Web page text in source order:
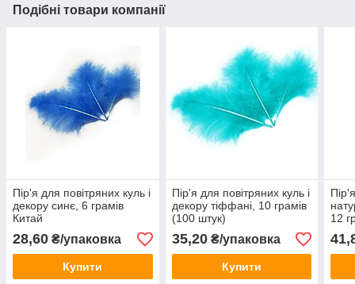
Подібні товари компанії
Пір'я для повітряних куль і
декору синє, 6 грамів
Китай
28,60 ₴/упаковка
Купити
Пір'я для повітряних куль і
декору тіффані, 10 грамів
(100 штук)
35,20₴/упаковка
Купити
12